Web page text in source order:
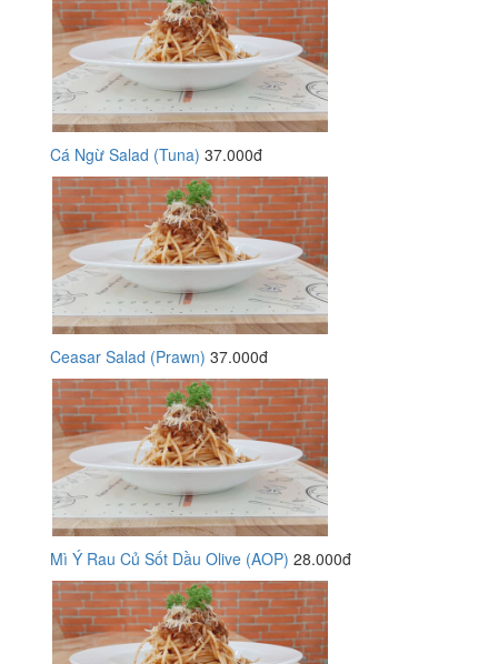
Cá Ngừ Salad (Tuna) 37.000đ
Ceasar Salad (Prawn) 37.000đ
Mì Ý Rau Củ Sốt Dầu Olive (AOP) 28.000đ